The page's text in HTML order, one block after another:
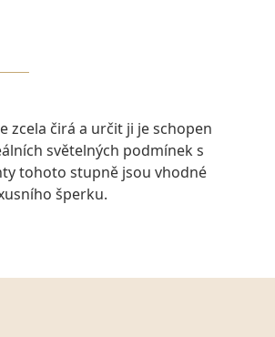
zcela čirá a určit ji je schopen
světelných podmínek s
tohoto stupně jsou vhodné
šperku.